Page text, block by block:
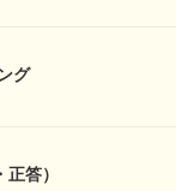
グ
答）